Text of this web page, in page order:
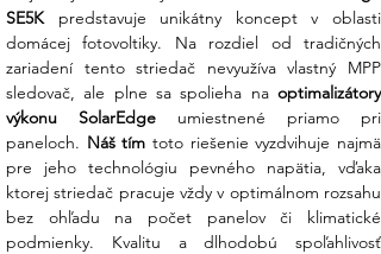
Hlavné prednosti striedača SolarEdge
SE5K:
Optimalizácia bez kompromisov: Na
rozdiel od bežných striedačov SolarEdge
nemá vlastný MPP sledovač – túto úlohu
preberajú optimalizátory pod každým
panelom. Výsledkom je až o 25 % viac
energie v porovnaní s tradičnými
SE5K predstavuje unikátny koncept v oblasti
domácej fotovoltiky. Na rozdiel od tradičných
zariadení tento striedač nevyužíva vlastný MPP
sledovač, ale plne sa spolieha na optimalizátory
výkonu SolarEdge umiestnené priamo pri
paneloch. Náš tím toto riešenie vyzdvihuje najmä
pre jeho technológiu pevného napätia, vďaka
ktorej striedač pracuje vždy v optimálnom rozsahu
bez ohľadu na počet panelov či klimatické
podmienky. Kvalitu a dlhodobú spoľahlivosť